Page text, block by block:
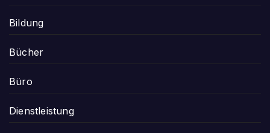
Bildung
Bücher
Büro
Dienstleistung